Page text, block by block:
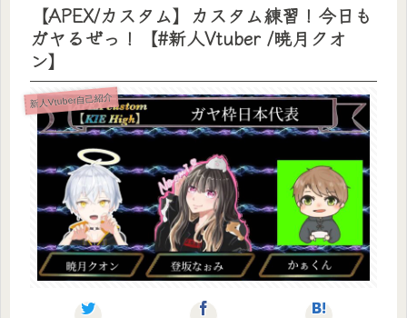
【APEX/カスタム】カスタム練習！今日も
ガヤるぜっ！【#新人Vtuber /暁月クオ
ン】
新人Vtuber自己紹介